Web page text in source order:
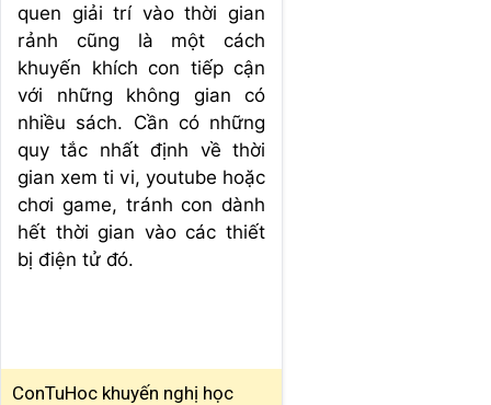
quen giải trí vào thời gian
rảnh cũng là một cách
khuyến khích con tiếp cận
với những không gian có
nhiều sách. Cần có những
quy tắc nhất định về thời
gian xem ti vi, youtube hoặc
chơi game, tránh con dành
hết thời gian vào các thiết
bị điện tử đó.
ConTuHoc khuyến nghị học